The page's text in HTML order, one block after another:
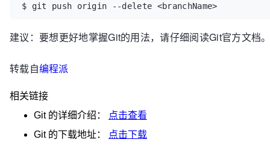
$ git push origin --delete <branchName>
建议：要想更好地掌握Git的用法，请仔细阅读Git官方文档
转载自编程派
相关链接
Git的详细介绍：
点击查看
Git的下载地址： 点击下载